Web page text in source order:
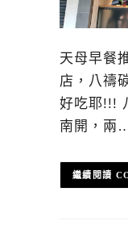
天母早餐
店，八禱
好吃耶!!!
南開，兩